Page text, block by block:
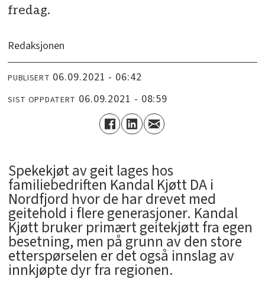
fredag.
Redaksjonen
PUBLISERT 06.09.2021 - 06:42
SIST OPPDATERT 06.09.2021 - 08:59
Spekekjøt av geit lages hos
familiebedriften Kandal Kjøtt DA i
Nordfjord hvor de har drevet med
geitehold i flere generasjoner. Kandal
Kjøtt bruker primært geitekjøtt fra egen
besetning, men på grunn av den store
etterspørselen er det også innslag av
innkjøpte dyr fra regionen.